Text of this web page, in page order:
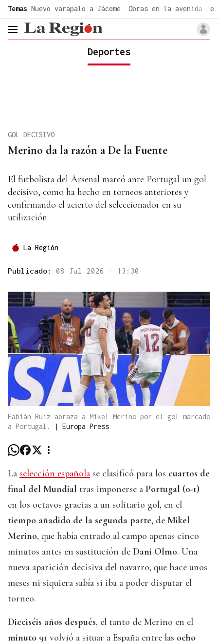
Temas Nuevo varapalo a Jácome Obras en la avenida de
header.menu.open
Deportes
Merino da la razón a De la Fuente
GOL DECISIVO
El futbolista del Ársenal marcó ante Portugal un gol
decisivo, como ha hecho en torneos anteriores y
confirmando el acierto del seleccionador en su
utilización
La Región
Publicado: 08 Jul 2026 - 13:30
Fabián Ruiz abraza a Mikel Merino por el gol marcado
a Portugal.
| Europa Press
La selección española se clasificó para los cuartos de
final del Mundial tras imponerse a Portugal (0-1)
en los octavos gracias a un solitario gol, en el
tiempo añadido de la segunda parte, de Mikel
Merino, que había entrado al campo apenas cinco
minutos antes en sustitución de Dani Olmo. Una
nueva aparición decisiva del navarro, que hace unos
meses ni siquiera sabía si iba a poder disputar el
torneo.
Dieciséis años después, el tanto de Merino en el
minuto 91 volvió a situar a España entre las ocho